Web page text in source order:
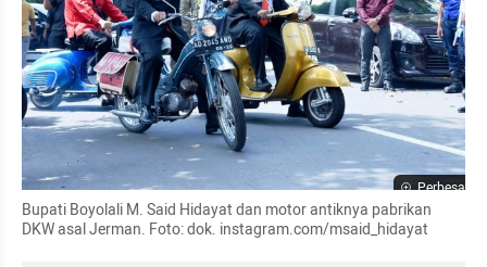
Perbesar
Bupati Boyolali M. Said Hidayat dan motor antiknya pabrikan
DKW asal Jerman. Foto: dok. instagram.com/msaid_hidayat